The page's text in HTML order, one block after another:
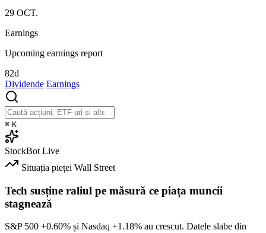
29 OCT.
Earnings
Upcoming earnings report
82d
Dividende Earnings
⌘ K
StockBot Live
Situația pieței Wall Street
Tech susține raliul pe măsură ce piața muncii
stagnează
S&P 500 +0.60% și Nasdaq +1.18% au crescut. Datele slabe din